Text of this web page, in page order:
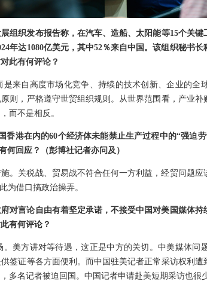
组织发布报告称，在汽车、造船、太阳能等15个关
年达1080亿美元，其中52％来自中国。该组织秘书
此有何评论？
来自高度市场化竞争、持续的技术创新、企业的全
则，严格遵守世贸组织规则。从世界范围看，产业
而不是相反。
香港在内的60个经济体未能禁止生产过程中的“强迫
何回应？（彭博社记者亦问及）
。关税战、贸易战不符合任何一方利益，经贸问题
为借口搞政治操弄。
对言论自由有着坚定承诺，不接受中国对美国媒体
有何评论？
美方讲对等待遇，这正是中方的关切。中美媒体问
签证等各方面便利。而中国驻美记者正常采访权利
多名记者被迫回国。中国记者申请赴美短期采访也很